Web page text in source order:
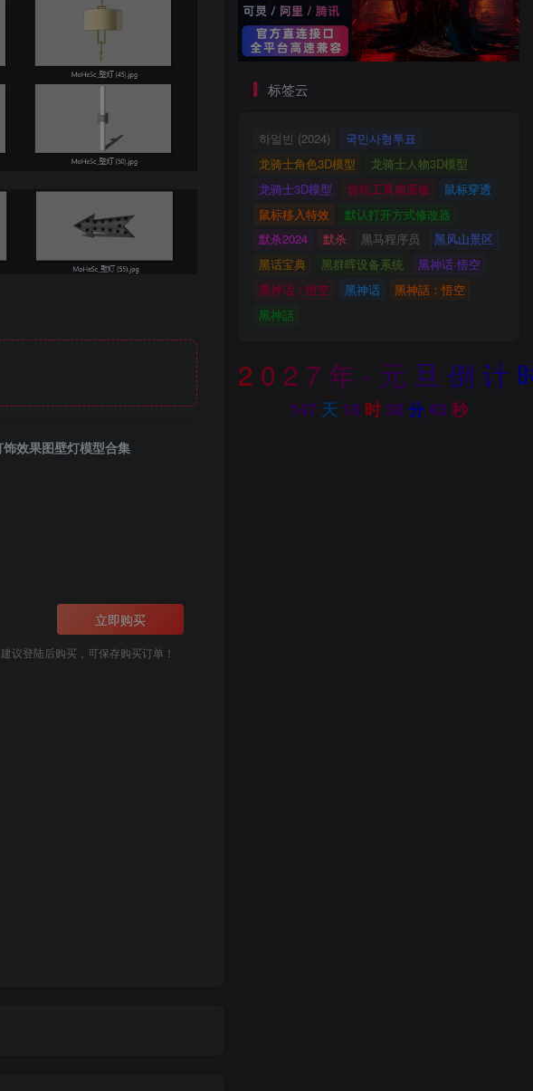
效果图壁灯模型合集
立即购买
议登陆后购买，可保存购买订单！
标签云
하얼빈 (2024)
국민사형투표
龙骑士角色3D模型
龙骑士人物3D模型
龙骑士3D模型
齿轮工具箱面板
鼠标穿透
鼠标移入特效
默认打开方式修改器
默杀2024
默杀 黑马程序员
黑风山景区
黑话宝典
黑群晖设备系统
黑神话·悟空
黑神话：悟空
黑神话
黑神話：悟空
黑神話
2 0 2 7 年 - 元 旦 倒 计
147 天 18 时 38 分41 秒